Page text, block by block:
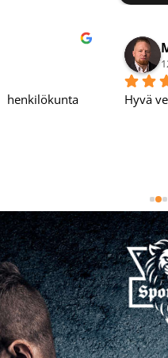
Mikko T.
12 päivää sitten
Hyvä verkkokauppa,